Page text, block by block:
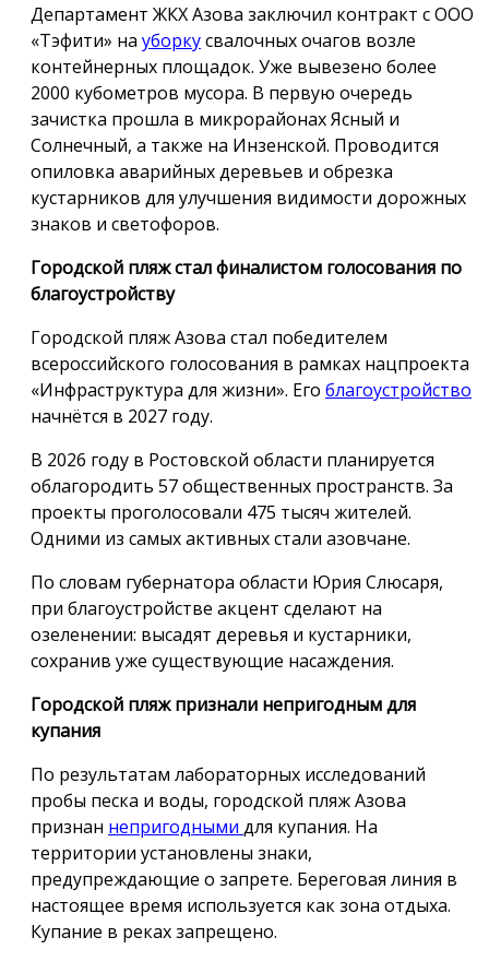
Департамент ЖКХ Азова заключил контракт с ООО
«Тэфити» на уборкусвалочных очагов возле
контейнерных площадок. Уже вывезено более
2000 кубометров мусора. В первую очередь
зачистка прошла в микрорайонах Ясный и
Солнечный, а также на Инзенской. Проводится
опиловка аварийных деревьев и обрезка
кустарников для улучшения видимости дорожных
знаков и светофоров.
Городской пляж стал финалистом голосования по
благоустройству
Городской пляж Азова стал победителем
всероссийского голосования в рамках нацпроекта
«Инфраструктура для жизни». Его благоустройство
начнётся в 2027 году.
В 2026 году в Ростовской области планируется
облагородить 57 общественных пространств. За
проекты проголосовали 475 тысяч жителей.
Одними из самых активных стали азовчане.
По словам губернатора области Юрия Слюсаря,
при благоустройстве акцент сделают на
озеленении: высадят деревья и кустарники,
сохранив уже существующие насаждения.
Городской пляж признали непригодным для
купания
По результатам лабораторных исследований
пробы песка и воды, городской пляж Азова
признан непригодными для купания. На
территории установлены знаки,
предупреждающие о запрете. Береговая линия в
настоящее время используется как зона отдыха.
Купание в реках запрещено.